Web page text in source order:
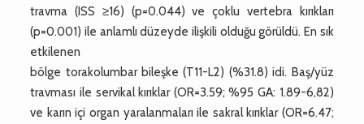
travma (ISS ≥16) (p=0.044) ve çoklu vertebra kırıkları
(p=0.001) ile anlamlı düzeyde ilişkili olduğu görüldü. En sık
etkilenen
bölge torakolumbar bileşke (T11-L2) (%31.8) idi. Baş/yüz
travması ile servikal kırıklar (OR=3.59; %95 GA: 1.89-6,82)
ve karın içi organ yaralanmaları ile sakral kırıklar (OR=6.47;